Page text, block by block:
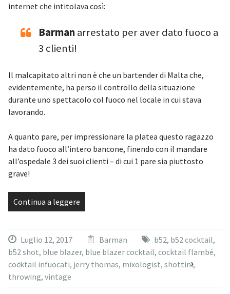
internet che intitolava così:
Barmanarrestato per aver dato fuoco a
3 clienti!
Il malcapitato altri non è che un bartender di Malta che,
evidentemente, ha perso il controllo della situazione
durante uno spettacolo col fuoco nel locale in cui stava
lavorando.
A quanto pare, per impressionare la platea questo ragazzo
ha dato fuoco all’intero bancone, finendo con il mandare
all’ospedale 3 dei suoi clienti – di cui 1 pare sia piuttosto
grave!
Continua a leggere
Luglio 12, 2017 Barman b52, b52 cocktail,
b52 shot, blue blazer, blue blazer cocktail, cocktail flambé,
cocktail infuocati, jerry thomas, mixologist, shottini,
throwing, vintage